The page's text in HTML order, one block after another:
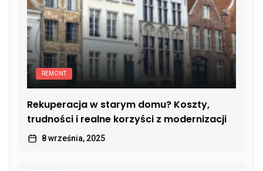
REMONT
Rekuperacja w starym domu? Koszty,
trudności i realne korzyści z modernizacji
8 września, 2025